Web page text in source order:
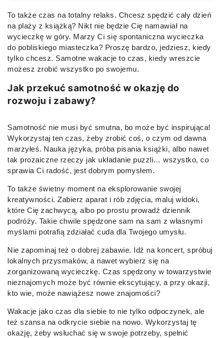
To także czas na totalny relaks. Chcesz spędzić cały dzień
na plaży z książką? Nikt nie będzie Cię namawiał na
wycieczkę w góry. Marzy Ci się spontaniczna wycieczka
do pobliskiego miasteczka? Proszę bardzo, jedziesz, kiedy
tylko chcesz. Samotne wakacje to czas, kiedy wreszcie
możesz zrobić wszystko po swojemu.
Jak przekuć samotność w okazję do
rozwoju i zabawy?
Samotność nie musi być smutna, bo może być inspirująca!
Wykorzystaj ten czas, żeby zrobić coś, o czym od dawna
marzyłeś. Nauka języka, próba pisania książki, albo nawet
tak prozaiczne rzeczy jak układanie puzzli… wszystko, co
sprawia Ci radość, jest dobrym pomysłem.
To także świetny moment na eksplorowanie swojej
kreatywności. Zabierz aparat i rób zdjęcia, maluj widoki,
które Cię zachwycą, albo po prostu prowadź dziennik
podróży. Takie chwile spędzone sam na sam z własnymi
myślami potrafią zdziałać cuda dla Twojego umysłu.
Nie zapominaj też o dobrej zabawie. Idź na koncert, spróbuj
lokalnych przysmaków, a nawet wybierz się na
zorganizowaną wycieczkę. Czas spędzony w towarzystwie
nieznajomych może być równie ekscytujący, a przy okazji,
kto wie, może nawiążesz nowe znajomości?
Wakacje jako czas dla siebie to nie tylko odpoczynek, ale
też szansa na odkrycie siebie na nowo. Wykorzystaj tę
okazję, żeby wsłuchać się w swoje potrzeby, spełnić